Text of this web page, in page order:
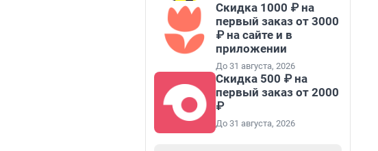
Скидка 1000 ₽ на
первый заказ от 3000
₽ на сайте и в
приложении
До 31 августа, 2026
Скидка 500 ₽ на
первый заказ от 2000
₽
До 31 августа, 2026